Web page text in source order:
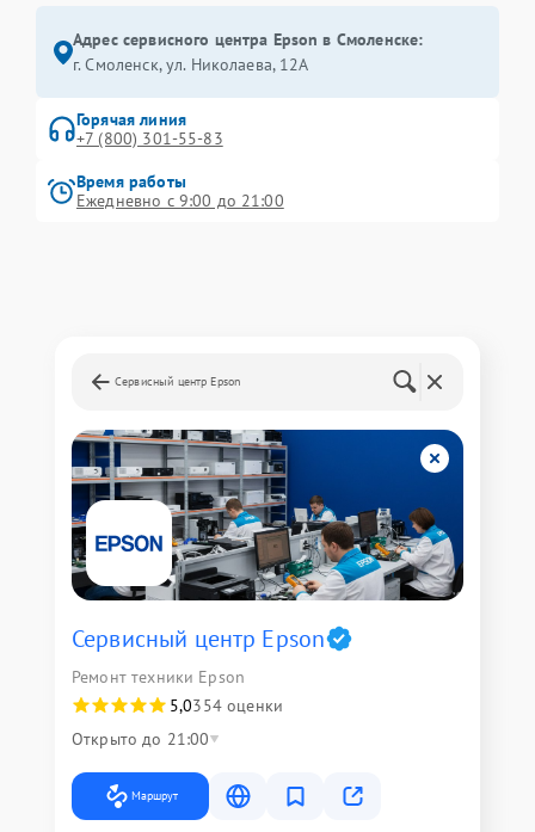
Адрес сервисного центра Epson в Смоленске:
г. Смоленск, ул. Николаева, 12А
Горячая линия
+7 (800) 301-55-83
Время работы
Ежедневно с 9:00 до 21:00
Сервисный центр Epson
Сервисный центр Epson
Ремонт техники Epson
5,0354 оценки
Открыто до 21:00
Маршрут